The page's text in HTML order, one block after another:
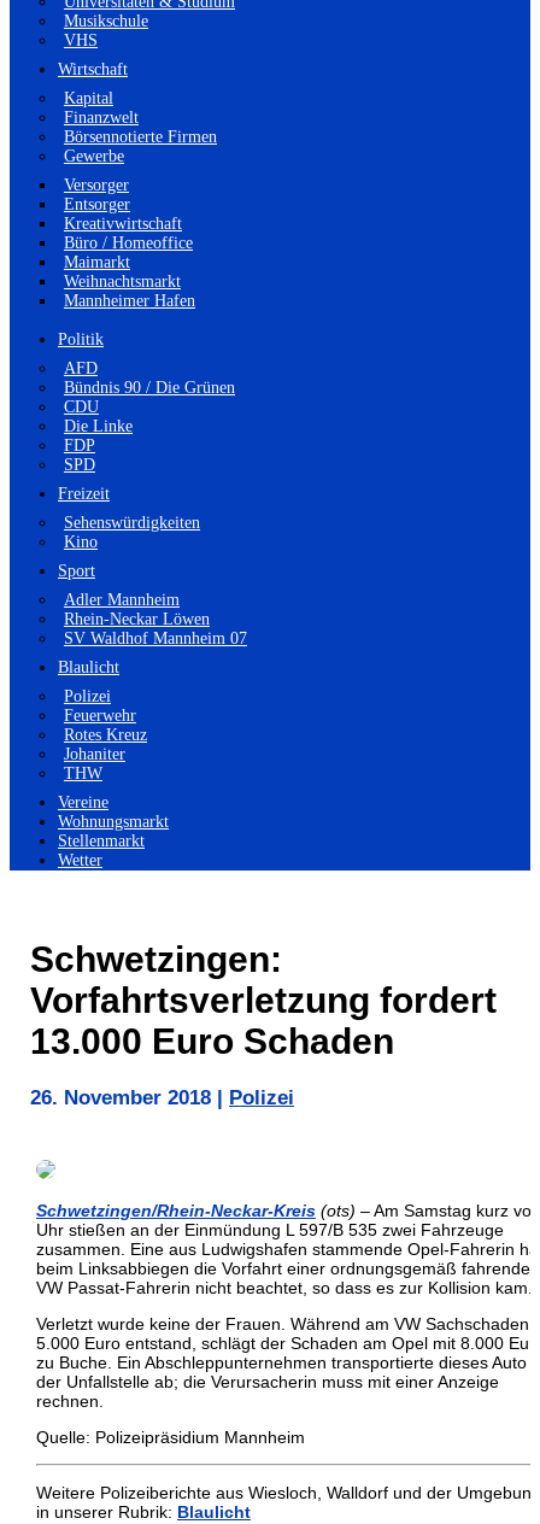
Musikschule
VHS
Wirtschaft
Kapital
Finanzwelt
Börsennotierte Firmen
Gewerbe
Versorger
Entsorger
Kreativwirtschaft
Büro / Homeoffice
Maimarkt
Weihnachtsmarkt
Mannheimer Hafen
Politik
AFD
Bündnis 90 / Die Grünen
CDU
Die Linke
FDP
SPD
Freizeit
Sehenswürdigkeiten
Kino
Sport
Adler Mannheim
Rhein-Neckar Löwen
SV Waldhof Mannheim 07
Blaulicht
Polizei
Feuerwehr
Rotes Kreuz
Johaniter
THW
Vereine
Wohnungsmarkt
Stellenmarkt
Wetter
Schwetzingen:
Vorfahrtsverletzung fordert
13.000 Euro Schaden
26. November 2018 Polizei
Schwetzingen/Rhein-Neckar-Kreis (ots) – Am Samstag kurz
Uhr stießen an der Einmündung L 597/B 535 zwei Fahrzeuge
zusammen. Eine aus Ludwigshafen stammende Opel-Fahrerin
beim Linksabbiegen die Vorfahrt einer ordnungsgemäß fahrenden
VW Passat-Fahrerin nicht beachtet, so dass es zur Kollision kam.
Verletzt wurde keine der Frauen. Während am VW Sachschaden
5.000 Euro entstand, schlägt der Schaden am Opel mit 8.000
zu Buche. Ein Abschleppunternehmen transportierte dieses Auto
der Unfallstelle ab; die Verursacherin muss mit einer Anzeige
rechnen.
Quelle: Polizeipräsidium Mannheim
Weitere Polizeiberichte aus Wiesloch, Walldorf und der Umgebung
in unserer Rubrik: Blaulicht